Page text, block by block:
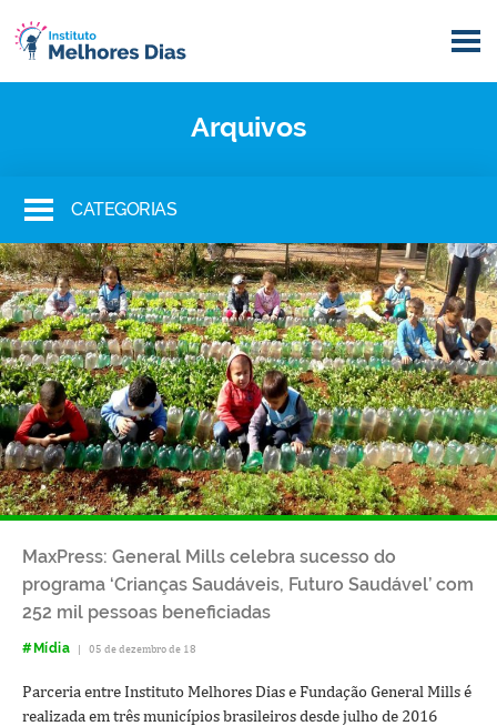
Arquivos
CATEGORIAS
MaxPress: General Mills celebra sucesso do
programa ‘Crianças Saudáveis, Futuro Saudável’ com
252 mil pessoas beneficiadas
#Mídia | 05 de dezembro de 18
Parceria entre Instituto Melhores Dias e Fundação General Mills é
realizada em três municípios brasileiros desde julho de 2016